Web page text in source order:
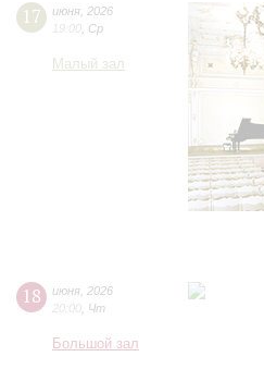
17 июня 2026
19:00 Ср
Малый зал
18 июня 2026
20:00 Чт
Большой зал